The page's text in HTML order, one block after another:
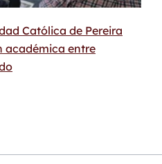
Católica de Pereira
académica entre